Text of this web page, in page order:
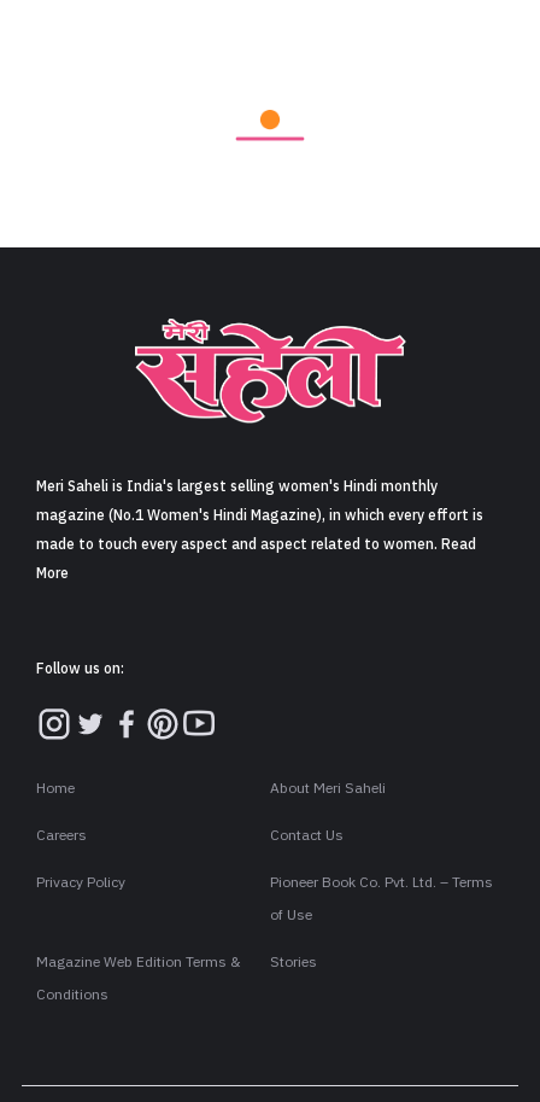
Meri Saheli is India's largest selling women's Hindi monthly
magazine (No.1 Women's Hindi Magazine), in which every effort is
made to touch every aspect and aspect related to women. Read
More
Follow us on:
Home About Meri Saheli
Careers Contact Us
Privacy Policy
Pioneer Book Co. Pvt. Ltd. – Terms
of Use
Magazine Web Edition Terms &
Conditions
Stories